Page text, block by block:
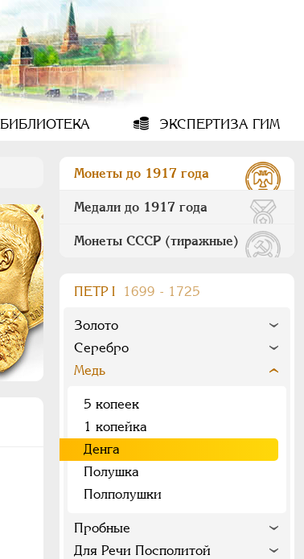
БИБЛИОТЕКА ЭКСПЕРТИЗА ГИМ
Монеты до 1917 года
Медали до 1917 года
Монеты СССР (тиражные)
ПEТР I 1699 - 1725
Золото
Серебро
Медь
5 копеек
1 копейка
Денга
Полушка
Полполушки
Пробные
Для Речи Посполитой